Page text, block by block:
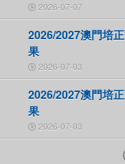
2026-07-07
2026/2027澳門培
果
2026-07-03
2026/2027澳門培
果
2026-07-03